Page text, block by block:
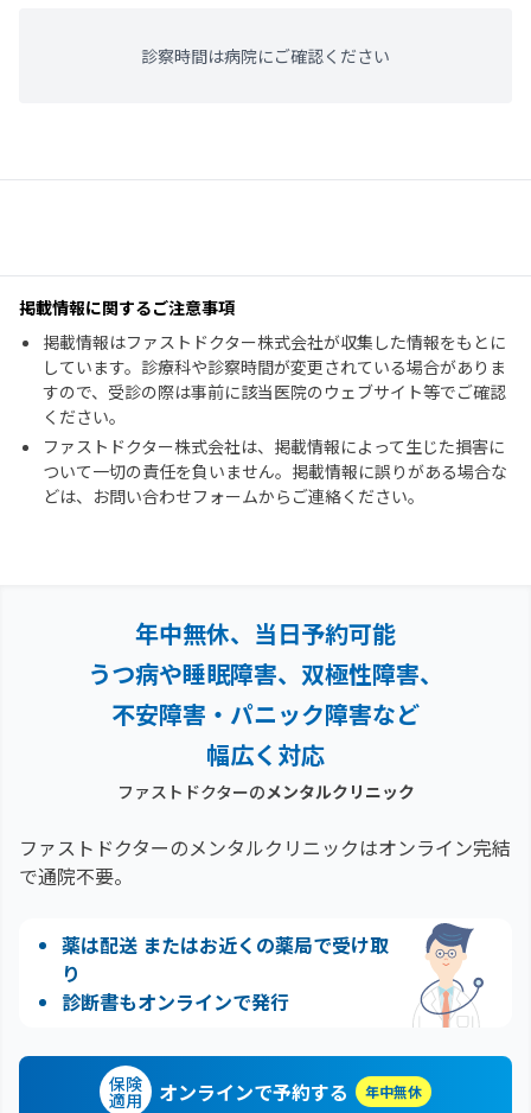
診察時間は病院にご確認ください
掲載情報に関するご注意事項
掲載情報はファストドクター株式会社が収集した情報をもとに
しています。診療科や診察時間が変更されている場合がありま
すので、受診の際は事前に該当医院のウェブサイト等でご確認
ください。
ファストドクター株式会社は、掲載情報によって生じた損害に
ついて一切の責任を負いません。掲載情報に誤りがある場合な
どは、お問い合わせフォームからご連絡ください。
年中無休、当日予約可能
うつ病や睡眠障害、双極性障害、
不安障害・パニック障害など
幅広く対応
ファストドクターのメンタルクリニック
ファストドクターのメンタルクリニックはオンライン完結
で通院不要。
薬は配送 またはお近くの薬局で受け取
り
診断書もオンラインで発行
保険
適用 オンラインで予約する 年中無休